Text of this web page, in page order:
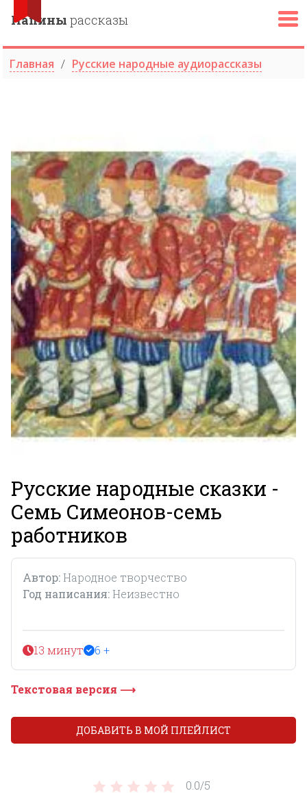
Папины рассказы
Главная Русские народные аудиорассказы
Русские народные сказки -
Семь Симеонов-семь
работников
Автор:Народное творчество
Год написания:Неизвестно
13 минут 6 +
Текстовая версия ⟶
0.0/5
ДОБАВИТЬ В МОЙ ПЛЕЙЛИСТ